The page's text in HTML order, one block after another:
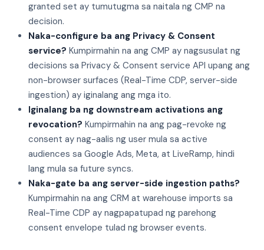
granted set ay tumutugma sa naitala ng CMP na
decision.
Naka-configure ba ang Privacy & Consent
service? Kumpirmahin na ang CMP ay nagsusulat ng
decisions sa Privacy & Consent service API upang ang
non-browser surfaces (Real-Time CDP, server-side
ingestion) ay iginalang ang mga ito.
Iginalang ba ng downstream activations ang
revocation? Kumpirmahin na ang pag-revoke ng
consent ay nag-aalis ng user mula sa active
audiences sa Google Ads, Meta, at LiveRamp, hindi
lang mula sa future syncs.
Naka-gate ba ang server-side ingestion paths?
Kumpirmahin na ang CRM at warehouse imports sa
Real-Time CDP ay nagpapatupad ng parehong
consent envelope tulad ng browser events.